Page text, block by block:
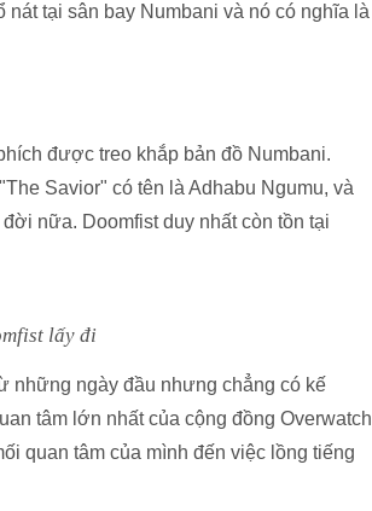
tại sân bay Numbani và nó có nghĩa là
được treo khắp bản đồ Numbani.
Savior" có tên là Adhabu Ngumu, và
nữa. Doomfist duy nhất còn tồn tại
lấy đi
những ngày đầu nhưng chẳng có kế
tâm lớn nhất của cộng đồng Overwatch
quan tâm của mình đến việc lồng tiếng